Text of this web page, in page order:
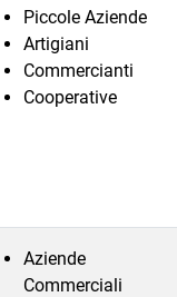
Piccole Aziende
Artigiani
Commercianti
Cooperative
Aziende
Commerciali